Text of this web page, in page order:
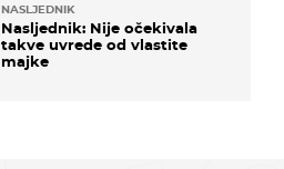
NASLJEDNIK
Nasljednik: Nije očekivala
takve uvrede od vlastite
majke